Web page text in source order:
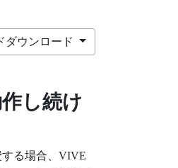
ダウンロード
し続け
る場合、 VIVE